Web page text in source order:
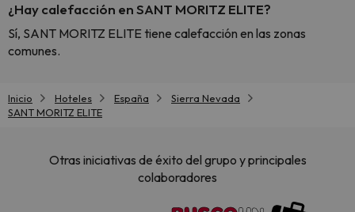
¿Hay calefacción en SANT MORITZ ELITE?
Sí, SANT MORITZ ELITE tiene calefacción en las zonas
comunes.
Inicio Hoteles España
Sierra Nevada
SANT MORITZ ELITE
Otras iniciativas de éxito del grupo y principales
colaboradores